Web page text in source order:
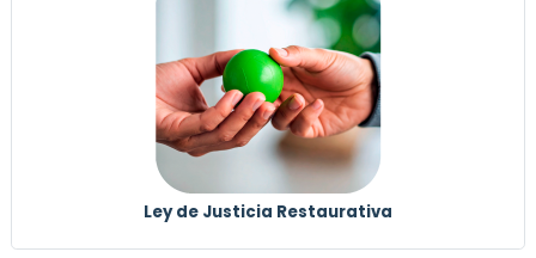
Ley de Justicia Restaurativa